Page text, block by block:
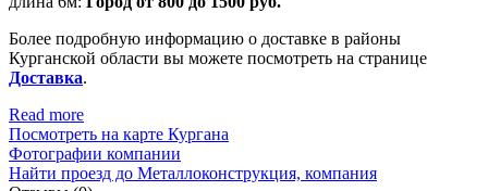
Более подробную информацию о доставке в районы
Курганской области вы можете посмотреть на странице
Доставка.
Read more
Посмотреть на карте Кургана
Фотографии компании
Найти проезд до Металлоконструкция, компания